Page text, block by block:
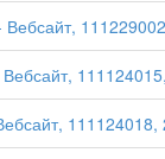
Вебсайт,
Вебсайт,